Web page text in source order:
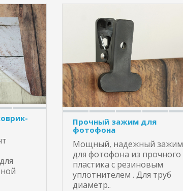
Прочный зажим для
фотофона
Мощный, надежный зажим
для фотофона из прочного
пластика с резиновым
уплотнителем . Для труб
диаметр..